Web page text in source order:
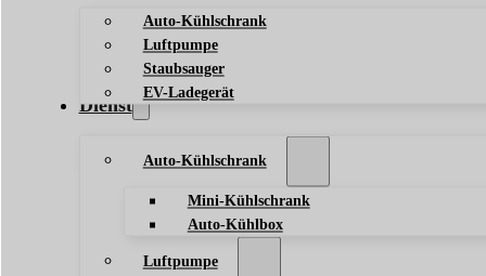
Auto-Kühlschrank
Luftpumpe
Staubsauger
EV-Ladegerät
Dienst
Auto-Kühlschrank
Mini-Kühlschrank
Auto-Kühlbox
Luftpumpe